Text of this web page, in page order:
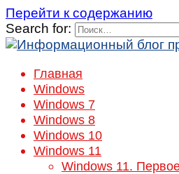
Перейти к содержанию
Search for:
Главная
Windows
Windows 7
Windows 8
Windows 10
Windows 11
Windows 11.